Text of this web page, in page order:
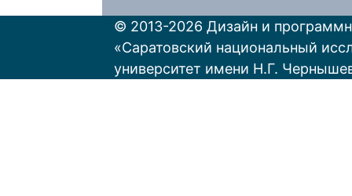
© 2013-2026 Дизайн и
«Саратовский национальный
университет имени Н.Г.